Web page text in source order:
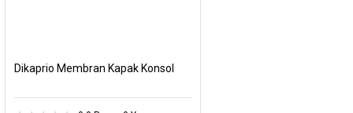
Dikaprio Membran Kapak Konsol